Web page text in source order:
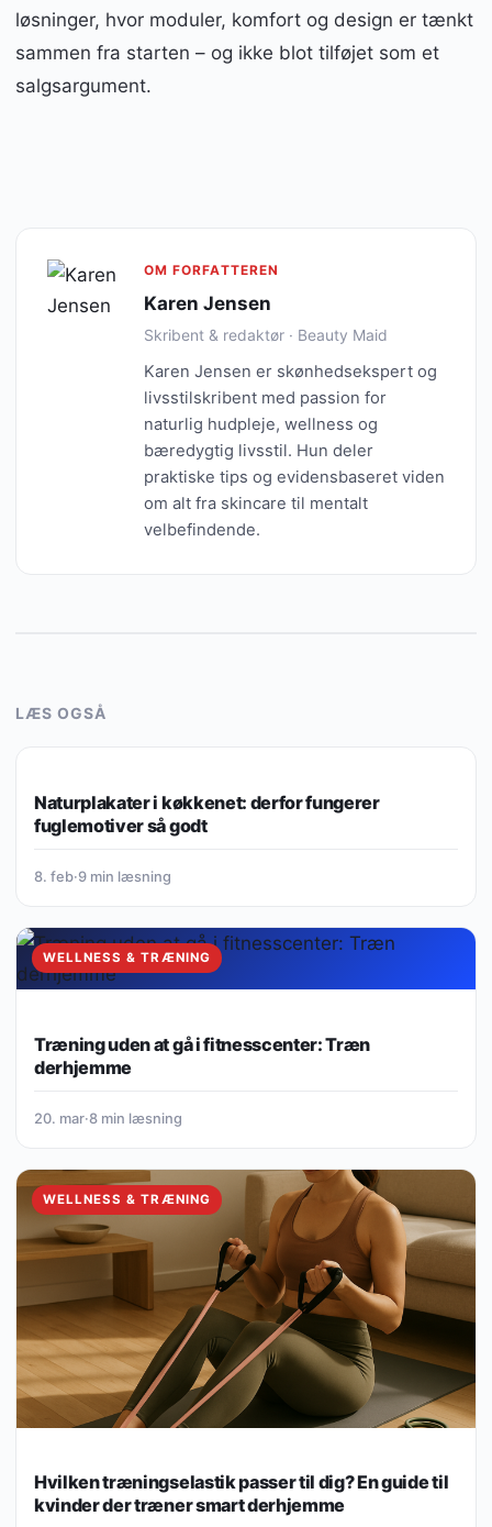
løsninger, hvor moduler, komfort og design er tænkt
sammen fra starten – og ikke blot tilføjet som et
salgsargument.
OM FORFATTEREN
Karen Jensen
Skribent & redaktør · Beauty Maid
Karen Jensen er skønhedsekspert og
livsstilskribent med passion for
naturlig hudpleje, wellness og
bæredygtig livsstil. Hun deler
praktiske tips og evidensbaseret viden
om alt fra skincare til mentalt
velbefindende.
LÆS OGSÅ
Naturplakater i køkkenet: derfor fungerer
fuglemotiver så godt
8. feb·9 min læsning
WELLNESS & TRÆNING
Træning uden at gå i fitnesscenter: Træn
derhjemme
20. mar·8 min læsning
WELLNESS & TRÆNING
Hvilken træningselastik passer til dig? En guide til
kvinder der træner smart derhjemme